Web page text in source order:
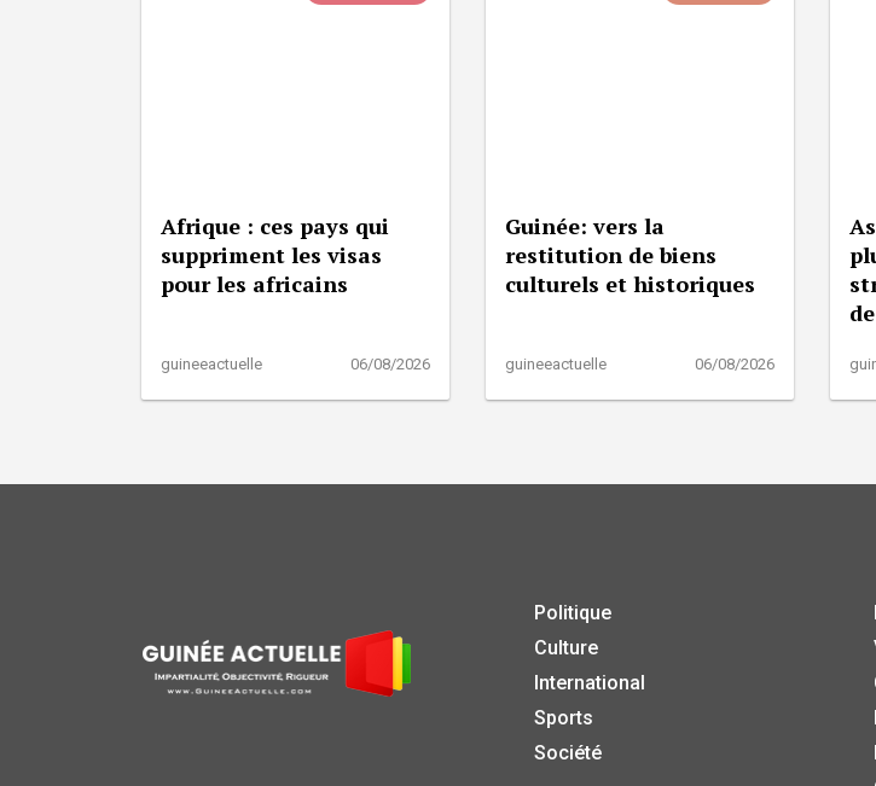
Afrique : ces pays qui
suppriment les visas
pour les africains
guineeactuelle 06/08/2026
Guinée: vers la
restitution de biens
culturels et historiques
guineeactuelle 06/08/2026
Politique
Culture
International
Sports
Société